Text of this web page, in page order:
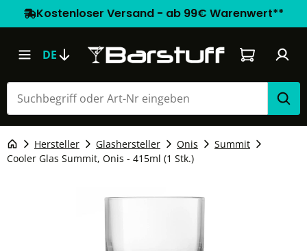
Kostenloser Versand - ab 99€ Warenwert**
DE Warenkorb
Hersteller Glashersteller Onis
Summit
Cooler Glas Summit, Onis - 415ml (1 Stk.)